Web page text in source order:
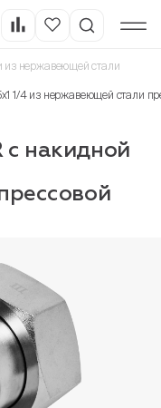
из нержавеющей стали
1/4 из нержавеющей стали
с накидной